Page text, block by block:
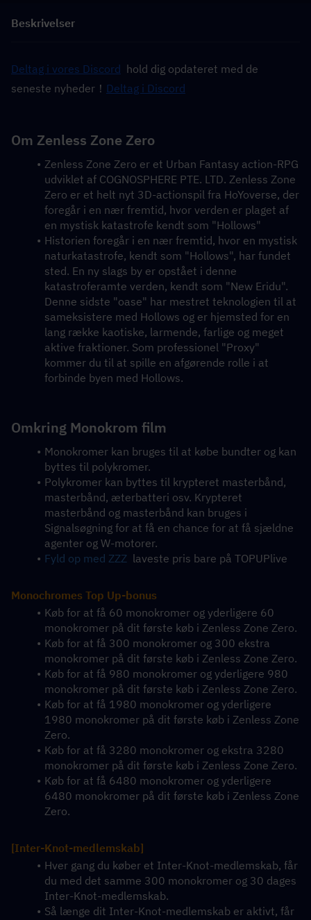
Beskrivelser
Deltag i vores Discord
  hold dig opdateret med de
seneste nyheder！ Deltag i Discord
Om Zenless Zone Zero
Zenless Zone Zero er et Urban Fantasy action-RPG
udviklet af COGNOSPHERE PTE. LTD. Zenless Zone
Zero er et helt nyt 3D-actionspil fra HoYoverse, der
foregår i en nær fremtid, hvor verden er plaget af
en mystisk katastrofe kendt som "Hollows"
Historien foregår i en nær fremtid, hvor en mystisk
naturkatastrofe, kendt som "Hollows", har fundet
sted. En ny slags by er opstået i denne
katastroferamte verden, kendt som "New Eridu".
Denne sidste "oase" har mestret teknologien til at
sameksistere med Hollows og er hjemsted for en
lang række kaotiske, larmende, farlige og meget
aktive fraktioner. Som professionel "Proxy"
kommer du til at spille en afgørende rolle i at
forbinde byen med Hollows.
Omkring Monokrom film
Monokromer kan bruges til at købe bundter og kan
byttes til polykromer.
Polykromer kan byttes til krypteret masterbånd,
masterbånd, æterbatteri osv. Krypteret
masterbånd og masterbånd kan bruges i
Signalsøgning for at få en chance for at få sjældne
agenter og W-motorer.
Fyld op med ZZZ
  laveste pris bare på TOPUPlive
Monochromes Top Up-bonus
Køb for at få 60 monokromer og yderligere 60
monokromer på dit første køb i Zenless Zone Zero.
Køb for at få 300 monokromer og 300 ekstra
monokromer på dit første køb i Zenless Zone Zero.
Køb for at få 980 monokromer og yderligere 980
monokromer på dit første køb i Zenless Zone Zero.
Køb for at få 1980 monokromer og yderligere
1980 monokromer på dit første køb i Zenless Zone
Zero.
Køb for at få 3280 monokromer og ekstra 3280
monokromer på dit første køb i Zenless Zone Zero.
Køb for at få 6480 monokromer og yderligere
6480 monokromer på dit første køb i Zenless Zone
Zero.
[Inter-Knot-medlemskab]
Hver gang du køber et Inter-Knot-medlemskab, får
du med det samme 300 monokromer og 30 dages
Inter-Knot-medlemskab.
Så længe dit Inter-Knot-medlemskab er aktivt, får